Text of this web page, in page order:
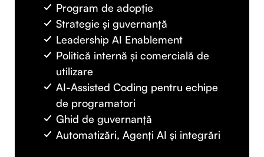
Program de adopție
Strategie și guvernanță
Leadership AI Enablement
Politică internă și comercială de
utilizare
AI-Assisted Coding pentru echipe
de programatori
Ghid de guvernanță
Automatizări, Agenți AI și integrări